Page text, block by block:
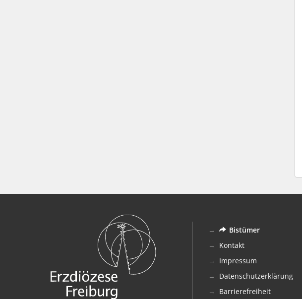
Bistümer
Kontakt
Impressum
Datenschutzerklärung
Barrierefreiheit